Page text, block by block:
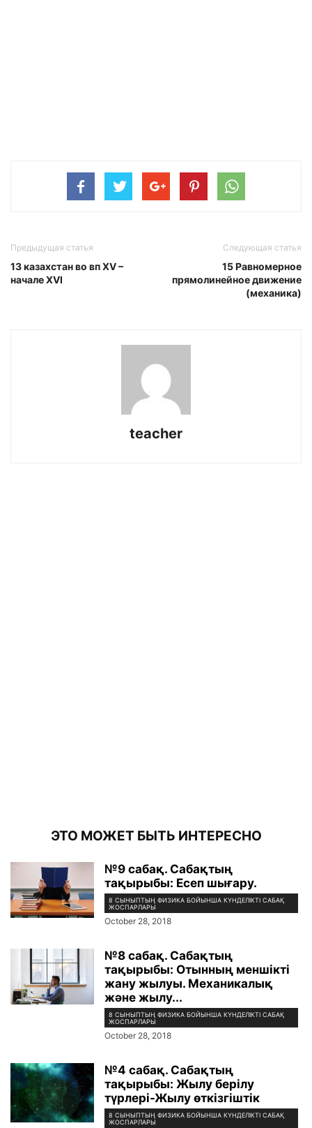
Предыдущая статья
13 казахстан во вп XV –
начале XVI
Следующая статья
15 Равномерное
прямолинейное движение
(механика)
teacher
ЭТО МОЖЕТ БЫТЬ ИНТЕРЕСНО
№9 сабақ. Сабақтың
тақырыбы: Есеп шығару.
8 СЫНЫПТЫҢ ФИЗИКА БОЙЫНША КҮНДЕЛІКТІ САБАҚ
ЖОСПАРЛАРЫ
October 28, 2018
№8 сабақ. Сабақтың
тақырыбы: Отынның меншікті
жану жылуы. Механикалық
және жылу...
8 СЫНЫПТЫҢ ФИЗИКА БОЙЫНША КҮНДЕЛІКТІ САБАҚ
ЖОСПАРЛАРЫ
October 28, 2018
№4 сабақ. Сабақтың
тақырыбы: Жылу берілу
түрлері-Жылу өткізгіштік
8 СЫНЫПТЫҢ ФИЗИКА БОЙЫНША КҮНДЕЛІКТІ САБАҚ
ЖОСПАРЛАРЫ